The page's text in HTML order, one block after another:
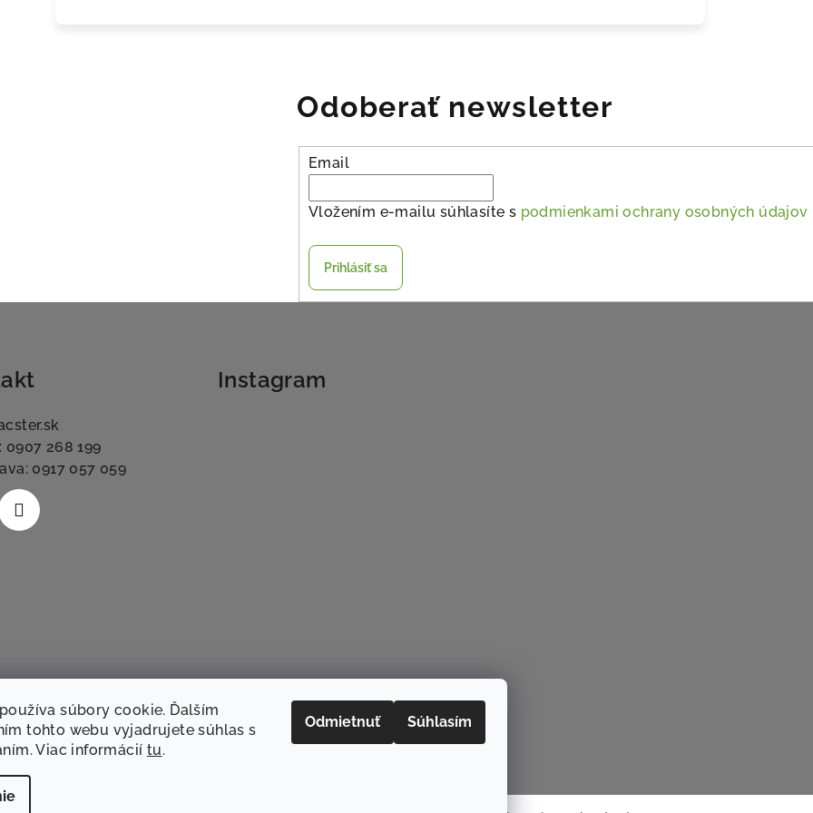
súbory cookie. Ďalším
tohto webu vyjadrujete súhlas s
Viac informácií tu.
Odmietnuť Súhlasím
Odoberať newsletter
Email
Vložením e-mailu súhlasíte s podmienkami ochrany osobných údajov
Prihlásiť sa
0907 268 199
0917 057 059
Instagram